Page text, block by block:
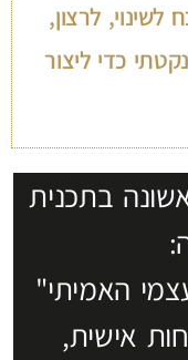
לשינוי, לרצון,
כדי ליצור
בתכנית
האמיתי"
אישית,